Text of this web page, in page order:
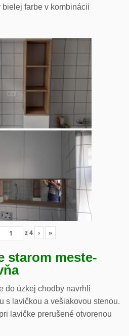
bielej farbe v kombinácii
z4 › »
starom meste-
do úzkej chodby navrhli
s lavičkou a vešiakovou stenou.
lavičke prerušené otvorenou